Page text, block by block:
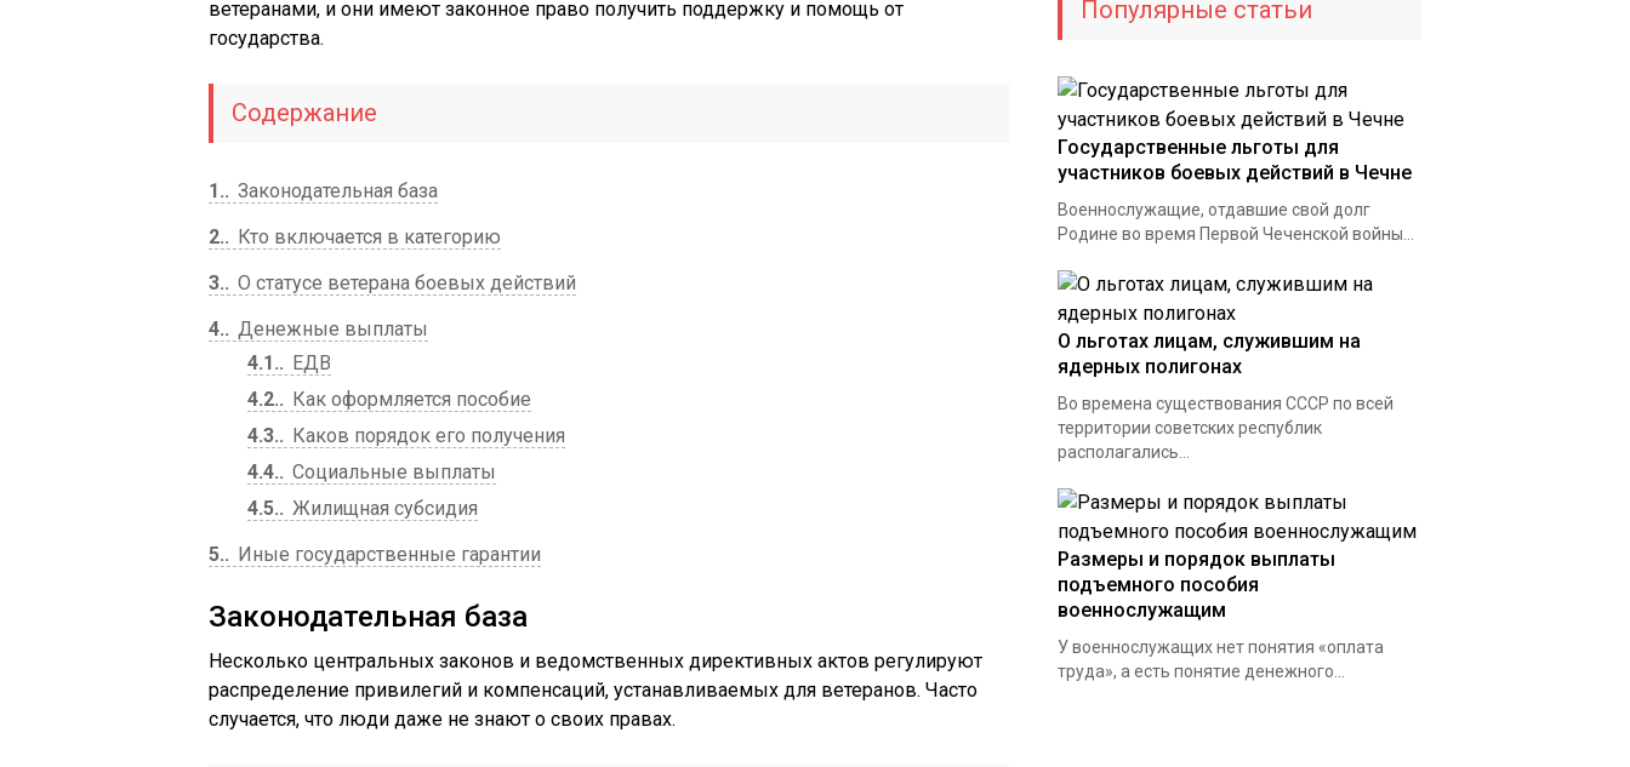
ветеранами, и они имеют законное право получить поддержку и помощь от
государства.
Содержание
1.
Законодательная база
2.
Кто включается в категорию
3.
О статусе ветерана боевых действий
4.
Денежные выплаты
4.1.
ЕДВ
4.2.
Как оформляется пособие
4.3.
Каков порядок его получения
4.4.
Социальные выплаты
4.5.
Жилищная субсидия
5.
Иные государственные гарантии
Законодательная база
Несколько центральных законов и ведомственных директивных актов регулируют
распределение привилегий и компенсаций, устанавливаемых для ветеранов. Часто
случается, что люди даже не знают о своих правах.
Популярные статьи
Государственные льготы для
участников боевых действий в Чечне
Военнослужащие, отдавшие свой долг
Родине во время Первой Чеченской войны...
О льготах лицам, служившим на
ядерных полигонах
Во времена существования СССР по всей
территории советских республик
располагались...
Размеры и порядок выплаты
подъемного пособия
военнослужащим
У военнослужащих нет понятия «оплата
труда», а есть понятие денежного...